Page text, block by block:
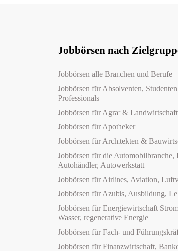
Jobbörsen nach
Jobbörsen alle Branchen und Berufe
Jobbörsen für Absolventen,
Professionals
Jobbörsen für Agrar & Landwirtschaft
Jobbörsen für Apotheker
Jobbörsen für Architekten &
Jobbörsen für die Automobilbranche,
Autohändler, Autowerkstatt
Jobbörsen für Airlines, Aviation,
Jobbörsen für Azubis, Ausbildung,
Jobbörsen für Energiewirtschaft
Wasser, regenerative Energie
Jobbörsen für Fach- und
Jobbörsen für Finanzwirtschaft,